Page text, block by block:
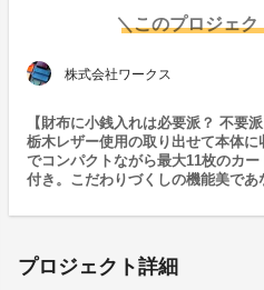
＼このプロジェ
株式会社ワークス
【財布に小銭入れは必要派？ 不要
栃木レザー使用の取り出せて本体
でコンパクトながら最大11枚のカ
付き。こだわりづくしの機能美であ
プロジェクト詳細